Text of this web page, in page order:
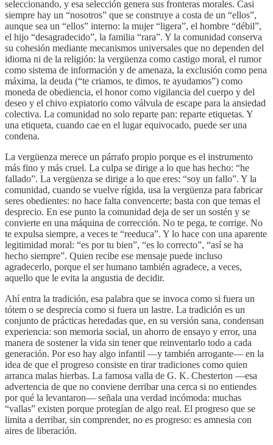
seleccionando, y esa selección genera sus fronteras morales. Casi
siempre hay un “nosotros” que se construye a costa de un “ellos”,
aunque sea un “ellos” interno: la mujer “ligera”, el hombre “débil”,
el hijo “desagradecido”, la familia “rara”. Y la comunidad conserva
su cohesión mediante mecanismos universales que no dependen del
idioma ni de la religión: la vergüenza como castigo moral, el rumor
como sistema de información y de amenaza, la exclusión como pena
máxima, la deuda (“te criamos, te dimos, te ayudamos”) como
moneda de obediencia, el honor como vigilancia del cuerpo y del
deseo y el chivo expiatorio como válvula de escape para la ansiedad
colectiva. La comunidad no solo reparte pan: reparte etiquetas. Y
una etiqueta, cuando cae en el lugar equivocado, puede ser una
condena.
La vergüenza merece un párrafo propio porque es el instrumento
más fino y más cruel. La culpa se dirige a lo que has hecho: “he
fallado”. La vergüenza se dirige a lo que eres: “soy un fallo”. Y la
comunidad, cuando se vuelve rígida, usa la vergüenza para fabricar
seres obedientes: no hace falta convencerte; basta con que temas el
desprecio. En ese punto la comunidad deja de ser un sostén y se
convierte en una máquina de corrección. No te pega, te corrige. No
te expulsa siempre, a veces te “reeduca”. Y lo hace con una aparente
legitimidad moral: “es por tu bien”, “es lo correcto”, “así se ha
hecho siempre”. Quien recibe ese mensaje puede incluso
agradecerlo, porque el ser humano también agradece, a veces,
aquello que le evita la angustia de decidir.
Ahí entra la tradición, esa palabra que se invoca como si fuera un
tótem o se desprecia como si fuera un lastre. La tradición es un
conjunto de prácticas heredadas que, en su versión sana, condensan
experiencia: son memoria social, un ahorro de ensayo y error, una
manera de sostener la vida sin tener que reinventarlo todo a cada
generación. Por eso hay algo infantil —y también arrogante— en la
idea de que el progreso consiste en tirar tradiciones como quien
arranca malas hierbas. La famosa valla de G. K. Chesterton —esa
advertencia de que no conviene derribar una cerca si no entiendes
por qué la levantaron— señala una verdad incómoda: muchas
“vallas” existen porque protegían de algo real. El progreso que se
limita a derribar, sin comprender, no es progreso: es amnesia con
aires de liberación.